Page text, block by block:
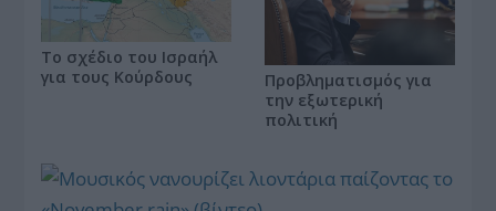
Το σχέδιο του Ισραήλ
για τους Κούρδους
Προβληματισμός για
την εξωτερική
πολιτική